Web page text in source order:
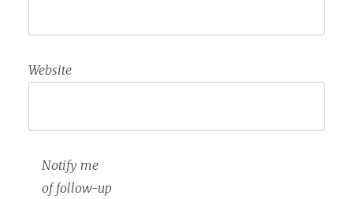
Website
Notify me
of follow-up